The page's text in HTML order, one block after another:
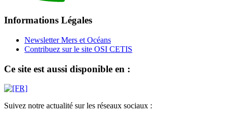
Informations Légales
Newsletter Mers et Océans
Contribuez sur le site OSI CETIS
Ce site est aussi disponible en :
Suivez notre actualité sur les réseaux sociaux :